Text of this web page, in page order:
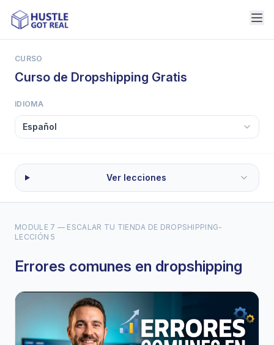
CURSO
Curso de Dropshipping Gratis
IDIOMA
Ver lecciones
MODULE 7 — ESCALAR TU TIENDA DE DROPSHIPPING-
LECCIÓN 5
Errores comunes en dropshipping